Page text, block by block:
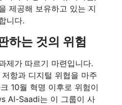
제공해 보유하고 있는 지
니다.
하는 것의 위험
제가 따르기 마련입니다.
항과 디지털 위협을 마주
10월 혁명 이후로 위험이
Al-Saadi는 이 그룹이 사